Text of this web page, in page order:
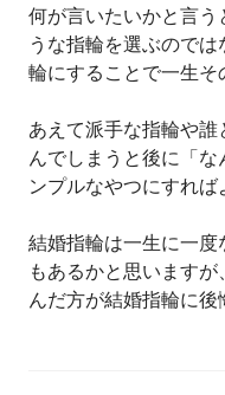
何が言いたいかと言
うな指輪を選ぶので
輪にすることで一生そ
あえて派手な指輪や
んでしまうと後に「
ンプルなやつにすれば
結婚指輪は一生に一
もあるかと思います
んだ方が結婚指輪に後